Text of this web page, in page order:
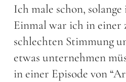
Ich male schon,
Einmal war ich in einer
schlechten Stimmung
etwas unternehmen
in einer Episode von